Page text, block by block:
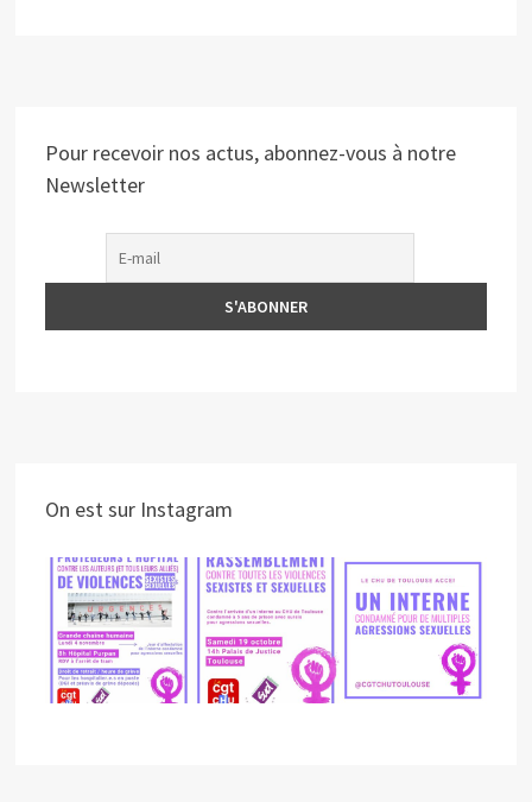
Pour recevoir nos actus, abonnez-vous à notre
Newsletter
On est sur Instagram